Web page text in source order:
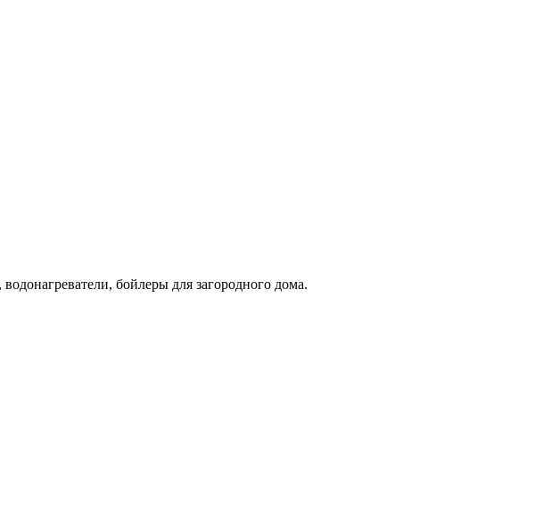
бойлеры для загородного дома.